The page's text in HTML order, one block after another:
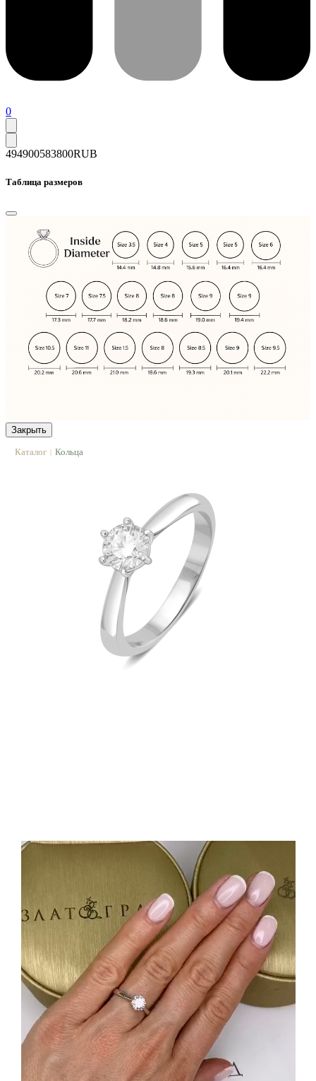
0
494900583800RUB
Таблица размеров
Закрыть
Каталог | Кольца